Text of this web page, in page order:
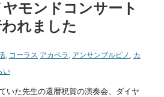
モンドコンサート
れました
, コーラス アカペラ , アンサンブルピノ , カ
い
いた先生の還暦祝賀の演奏会、ダイヤ